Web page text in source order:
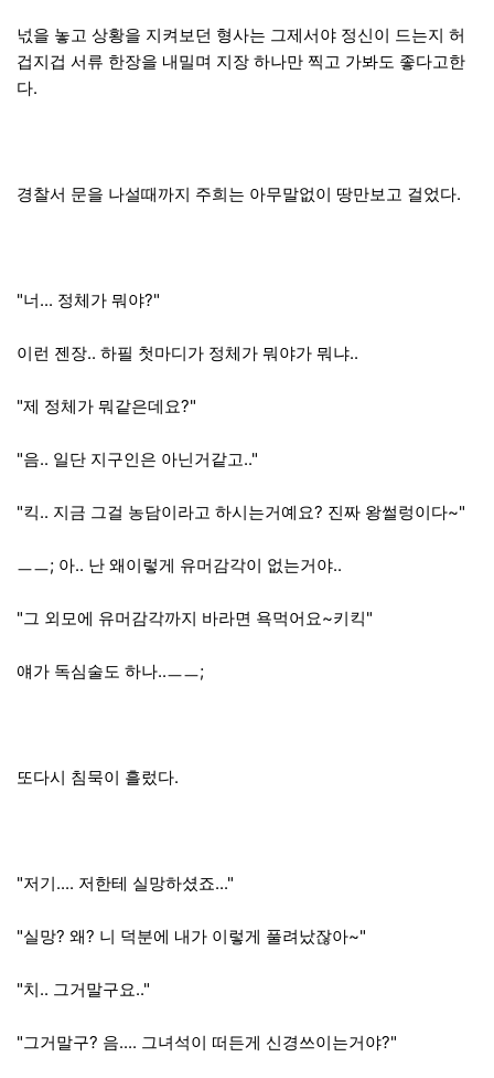
넋을 놓고 상황을 지켜보던 형사는 그제서야 정신이 드는지 허
겁지겁 서류 한장을 내밀며 지장 하나만 찍고 가봐도 좋다고한
다.
경찰서 문을 나설때까지 주희는 아무말없이 땅만보고 걸었다.
"너... 정체가 뭐야?"
이런 젠장.. 하필 첫마디가 정체가 뭐야가 뭐냐..
"제 정체가 뭐같은데요?"
"음.. 일단 지구인은 아닌거같고.."
"킥.. 지금 그걸 농담이라고 하시는거예요? 진짜 왕썰렁이다~"
ㅡㅡ; 아.. 난 왜이렇게 유머감각이 없는거야..
"그 외모에 유머감각까지 바라면 욕먹어요~키킥"
얘가 독심술도 하나..ㅡㅡ;
또다시 침묵이 흘렀다.
"저기.... 저한테 실망하셨죠..."
"실망? 왜? 니 덕분에 내가 이렇게 풀려났잖아~"
"치.. 그거말구요.."
"그거말구? 음.... 그녀석이 떠든게 신경쓰이는거야?"